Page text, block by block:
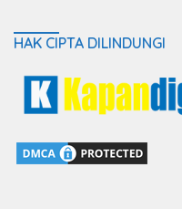
HAK CIPTA DILINDUNGI